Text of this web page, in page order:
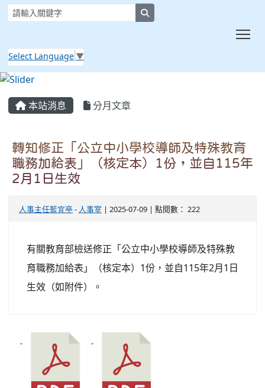
Select Language ▼
本站消息 分月文章
轉知修正「公立中小學校導師及特殊教育
職務加給表」（核定本）1份，並自115年
2月1日生效
人事主任藍宜亭 - 人事室 | 2025-07-09 | 點閱數： 222
有關教育部檢送修正「公立中小學校導師及特殊教
育職務加給表」（核定本）1份，並自115年2月1日
生效（如附件）。